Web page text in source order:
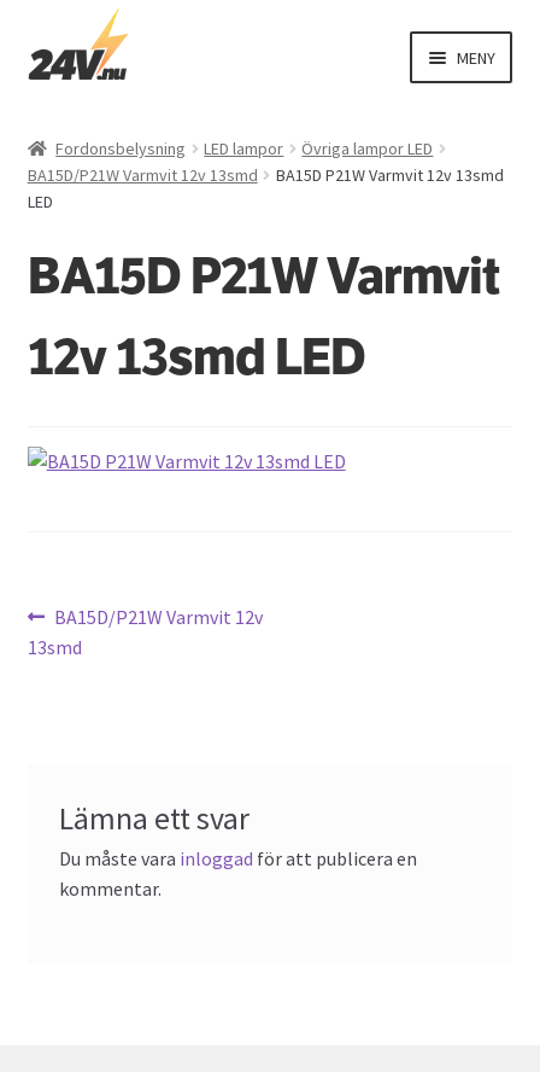
Hoppa
till
Hoppa
till
MENY
El
Varningsbil
Fordonsbelysning LED lampor
Övriga lampor LED
BA15D/P21W Varmvit 12v 13smd
BA15D P21W Varmvit 12v 13smd
LED
BA15D P21W Varmvit
12v 13smd LED
Inläggsnavigering
Föregående
inlägg:
BA15D/P21W Varmvit 12v
13smd
Lämna ett svar
Du måste vara inloggad för att publicera en
kommentar.